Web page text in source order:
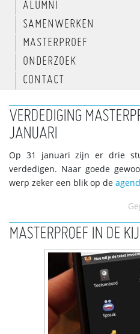
ALUMNI
SAMENWERKEN
MASTERPROEF
ONDERZOEK
CONTACT
VERDEDIGING
JANUARI
Op 31 januari zijn er drie
verdedigen. Naar goede
werp zeker een blik op de
MASTERPROEF IN DE